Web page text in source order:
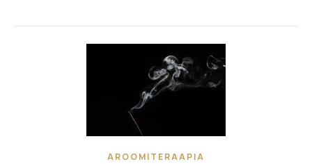
AROOMITERAAPIA